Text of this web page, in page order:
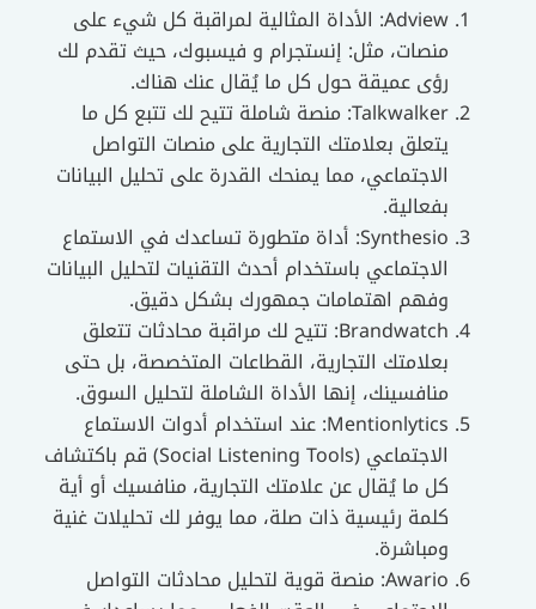
Adview: الأداة المثالية لمراقبة كل شيء على
منصات، مثل: إنستجرام و فيسبوك، حيث تقدم لك
رؤى عميقة حول كل ما يُقال عنك هناك.
Talkwalker: منصة شاملة تتيح لك تتبع كل ما
يتعلق بعلامتك التجارية على منصات التواصل
الاجتماعي، مما يمنحك القدرة على تحليل البيانات
بفعالية.
Synthesio: أداة متطورة تساعدك في الاستماع
الاجتماعي باستخدام أحدث التقنيات لتحليل البيانات
وفهم اهتمامات جمهورك بشكل دقيق.
Brandwatch: تتيح لك مراقبة محادثات تتعلق
بعلامتك التجارية، القطاعات المتخصصة، بل حتى
منافسينك، إنها الأداة الشاملة لتحليل السوق.
Mentionlytics: عند استخدام أدوات الاستماع
الاجتماعي (Social Listening Tools) قم باكتشاف
كل ما يُقال عن علامتك التجارية، منافسيك أو أية
كلمة رئيسية ذات صلة، مما يوفر لك تحليلات غنية
ومباشرة.
Awario: منصة قوية لتحليل محادثات التواصل